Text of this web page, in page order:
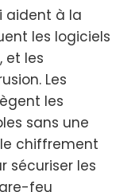
aident à la
les logiciels
et les
Les
les
sans une
chiffrement
sécuriser les
feu